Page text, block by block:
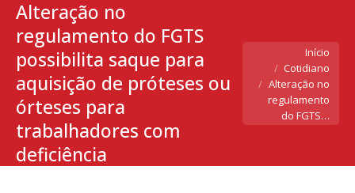
Alteração no
regulamento do FGTS
possibilita saque para
aquisição de próteses ou
órteses para
trabalhadores com
deficiência
Você está aqui:
Início
Cotidiano
Alteração no
regulamento
do FGTS…